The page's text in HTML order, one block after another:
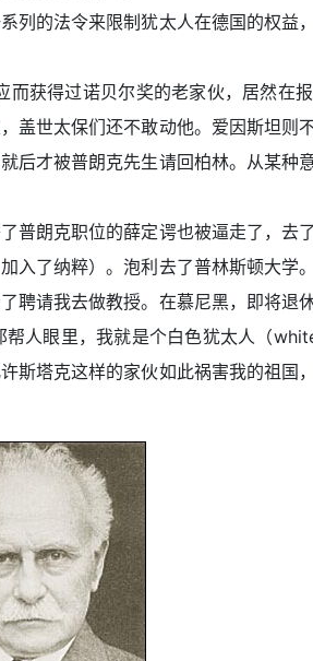
的法令来限制犹太人在德国的权益
得过诺贝尔奖的老家伙，居然在
盖世太保们还不敢动他。爱因斯坦则
后才被普朗克先生请回柏林。从某种
朗克职位的薛定谔也被逼走了，去
入了纳粹）。泡利去了普林斯顿大学
聘请我去做教授。在慕尼黑，即将退
人眼里，我就是个白色犹太人（
斯塔克这样的家伙如此祸害我的祖国